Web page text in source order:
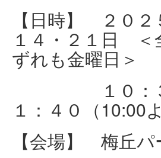
【日時】 ２０２
１４・２１日 ＜
ずれも金曜日＞
１０：３
１：４０（10:00
【会場】 梅丘